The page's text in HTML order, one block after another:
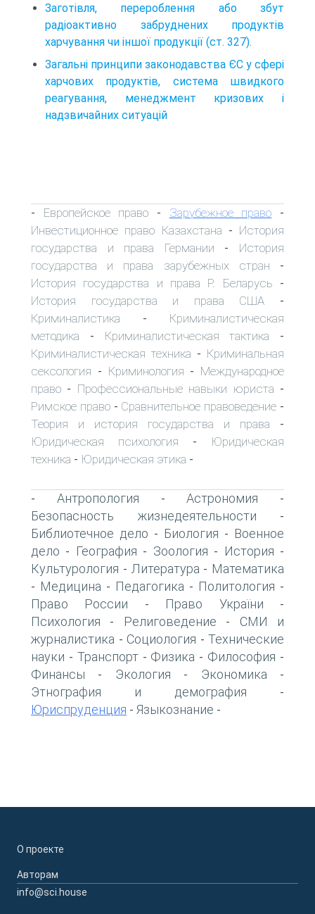
Заготівля, перероблення або збут
радіоактивно забруднених продуктів
харчування чи іншої продукції (ст. 327).
Загальні принципи законодавства ЄС у сфері
харчових продуктів, система швидкого
реагування, менеджмент кризових і
надзвичайних ситуацій
- Европейское право - Зарубежное право -
Инвестиционное право Казахстана - История
государства и права Германии - История
государства и права зарубежных стран -
История государства и права Р. Беларусь -
История государства и права США -
Криминалистика - Криминалистическая
методика - Криминалистическая тактика -
Криминалистическая техника - Криминальная
сексология - Криминология - Международное
право - Профессиональные навыки юриста -
Римское право- Сравнительное правоведение -
Теория и история государства и права -
Юридическая психология -
Юридическая
техника - Юридическая этика -
- Антропология -Астрономия -
Безопасность жизнедеятельности -
Библиотечное дело - Биология - Военное
дело - География - Зоология - История -
Культурология - Литература - Математика
- Медицина - Педагогика - Политология -
Право России - Право України -
Психология - Религоведение - СМИ и
журналистика - Социология - Технические
науки - Транспорт- Физика - Философия -
Финансы - Экология - Экономика -
Этнография и демография -
Юриспруденция - Языкознание -
О проекте
Авторам
info@sci.house